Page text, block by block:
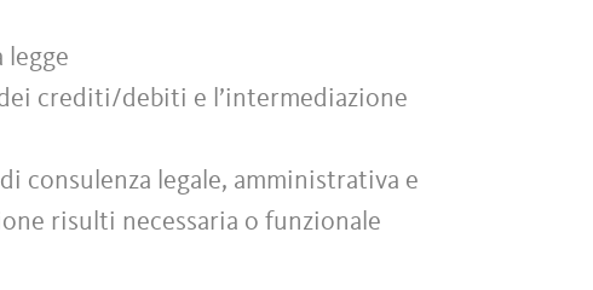
legge
crediti/debiti e l’intermediazione
consulenza legale, amministrativa e
risulti necessaria o funzionale